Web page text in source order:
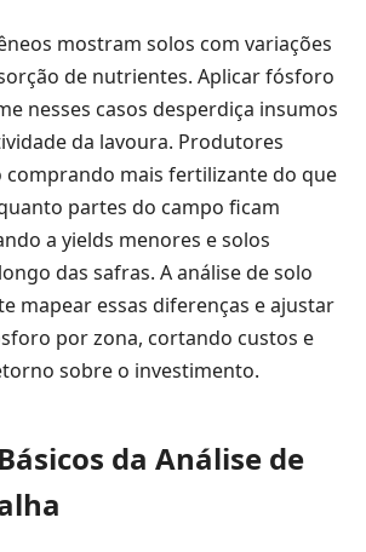
mostram solos com variações
de nutrientes. Aplicar fósforo
nesses casos desperdiça insumos
da lavoura. Produtores
mais fertilizante do que
partes do campo ficam
a yields menores e solos
das safras. A análise de solo
mapear essas diferenças e ajustar
por zona, cortando custos e
sobre o investimento.
da Análise de